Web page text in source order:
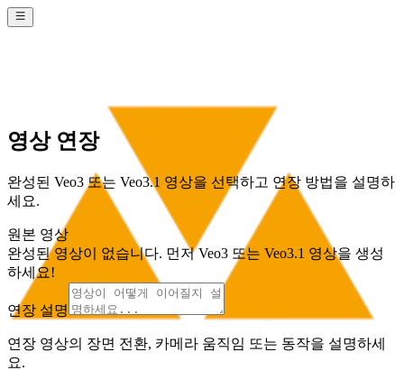
영상 연장
완성된 Veo3 또는 Veo3.1 영상을 선택하고 연장 방법을 설명하
세요.
원본 영상
완성된 영상이 없습니다. 먼저 Veo3 또는 Veo3.1 영상을 생성
하세요!
연장 설명
연장 영상의 장면 전환, 카메라 움직임 또는 동작을 설명하세
요.